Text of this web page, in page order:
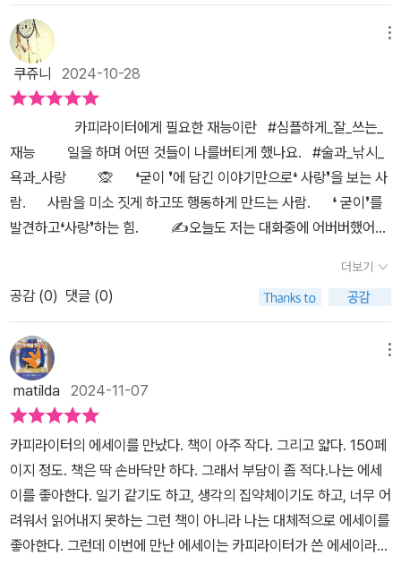
잠 못 이루겠죠. 이 불안이라는 친구는 좀처럼 익숙해지지 않네요. 연
차가 쌓이고 나이가 들면 괜찮나 싶다가도 또다시 얼굴을 갈아 끼워
제 앞에 나타납니다. 아마 평생 안고 살아야겠죠. 그럴거라면 이놈의
불안을 더 이용해 먹어야 덜 억울하지 않을까요? 살아가면서 많은 미
션을 마주하고 함께 여러 가지 두려움을 느끼겠지만 불안은 힘이 훨
씬 쎄서 우리를 앞으로 이끌어줄 것입니다.그래서 불안을 영리하게
이용해요 우리. 불안한 감정이 올 때야말로 ‘내가 나아갈 타이밍이구
나.‘라고 스스로를 설득해 보면서요. 우리 모두가 불안이라는 감정이
올 때 안심하게 될 수 있을 그날까지.ㅡ카피라이터의 삶과 모든 텍스
이터는 직업상 수 많은 글을 상대하면서 기억할 수 없을 만큼 방대한
텍스트를 접하게 되는데 기록해두지 않으면 까먹기 때문에 습관적으
로 정리한다고 하였다. 그렇게 모은 글만해도 8,000개가 넘는다고
하였다. 저자는 몇가지 내용을 책에서 공개하기도 하였는데, 카피는
쓰는 것보다 어쩜 지워내고 비워내는 것이 더 중요한 일이라고 말하
고 있다.문맹률이 0%인 나라에서 텍스트를 직업으로 다루는 일이 보
통 쉽지만은 않을 것이다.이 책은 카피라이터에 대한 이야기뿐만 아
니라 삶에 대한 이야기도 실려 있다. 평소 서점이나 도서관을 가보면
사람을 위로하는 책들이 굉장히 많이 나와 있는 걸 볼 수 있다. 그만큼
현실을 살아내기가 녹록치만은 않다는 반증이 될 것 같다. 나 역시도
힘든 시기를 경험하고 있다 보니 관련 도서를 꽤 많이 읽게 되었다. 그
러한 책들 가운데서도 이 책은 삶을 살아가면서 느끼게 되는 경험들
이 아닌가 생각합니다. 그래서 자주 감동하고 자주 사랑에 빠지게 되
는 것이 습관이 된 것 덤입니다. 그런 마음으로 오늘도 한 카피라이터
는 단 하나의 사랑스러움을 찾으려 머리를 싸맵니다. 이 브랜드, 이 제
품만이 지닌 이야기를 큰 소리로 외치면 들어 줄 사람이 어딘가엔 꼭
있을 거라 믿으면서요. 내가 생각해 온 카피라이터의 일처럼 힘들고
고단하기만 한 것이 아니라 장점을 찾는 일이기에 낭만적이라고 생각
하는 저자의 생각이 공감되었다. 일이 쉽다는 것이 아니라 힘든 중에
도 좋은 점을 찾아보려고 하는 저자의 마음이 느껴졌다고나 할까?저
자는 담담하게 자신이 하는 카피라이터 일이 어떤 일을 하고 있는지
어떤 마음가짐으로 하는지 자신이 한 분야에서 11년이 넘도록 해오면
서 어떤 일을 해왔는지 담담하게 적고 있다. 과정된 내용도 없고 그렇
다고 너무 담백하지만은 않은 업계의 여러 가지 경험과 일을 하면서
되었던 건 카피라이터의 주된 일이 쓰는 일이지만 동시에 지우는 일
이라는 말이다. p33카피라이터가 무슨 일을 하나 물으면 당연히 첫
번째로 쓰는 일을 한다고 대답합니다. 하지만 두 번째로 가장 많이 하
는 일은 지우는 일이기도 합니다. 말장난이 아니라 정말로요. 가장 중
요한 정보만을 남겨서 그것 하나만이라도 사람들의 머리와 가슴 속에
남겨야 하는 일이기 때문입니다. 그래서 지우는 행위는 카피를 완성
하는 중요한 과정 중 하나입니다. 카피라이터의 일을 정확하게는 몰
라도 너무 공감되는 글이다. 얼마나 많은 말을 생각내고 다시 얼마나
많은 말을 지워낼 것인가... 마지막 부분에는 저자와 같은 일을 하고
쿠쥬니 2024-10-28
⠀⠀⠀⠀⠀⠀카피라이터에게 필요한 재능이란⠀#심플하게_잘_쓰는_
재능⠀⠀⠀일을 하며 어떤 것들이 나를버티게 했나요.⠀#술과_낚시_
욕과_사랑⠀⠀⠀🙊⠀⠀❛굳이 ❜에 담긴 이야기만으로❛ 사랑❜을 보는 사
람.⠀⠀사람을 미소 짓게 하고또 행동하게 만드는 사람.⠀⠀❛ 굳이❜를
발견하고❛사랑❜하는 힘.⠀⠀⠀✍오늘도 저는 대화중에 어버버했어요.
득한데실제화를 벗어나버린언어에 대해 헤아려 봅니다.⠀⠀❝ 심플하
게 전달하고 싶다.❞❝ 가성비 있게 말하고 싶다.❞⠀⠀그래서 카피라이
터의 일이 궁금했나봐요.요약불능증인 이키다에게 절실하게필요한
책인 거죠. 🤣🤣⠀⠀⠀<카피라어터의 일>은❛ 11년간의 모든 기록이
담긴29CM 카피라이터 직업 에세이 ❜입니다.⠀⠀영감이 펼쳐지는 공
간발끝에 닿는 가을 등매력적인 문장을 만드는 저자가풀어낸 이야기
에는⠀⠀❛전략적인 글의 유용함과글쓰기에 대한 고민, 그리고글이라
는 도구를 매일 써나갈 내일❜이존재합니다.⠀⠀⠀한 권의 책을 리뷰하
는 이 순간에도수없이 쓰고 지우는데요.카피라이터의 고충은 어마무
시하겠지요.⠀⠀뻔하지 않는 표현으로 브랜드만의목소리를 찾아주고
매체에 맞춰말과 글에게 적당한 옷을 입혀주는 일.자연스레 사람들에
게 스며들게 하는 일.⠀⠀⠀어쩌면 우리 스스로 인생을 표현하는 것과
더보기
공감 (0) 댓글 (0)
matilda 2024-11-07
카피라이터의 에세이를 만났다. 책이 아주 작다. 그리고 얇다. 150페
이지 정도. 책은 딱 손바닥만 하다. 그래서 부담이 좀 적다.나는 에세
이를 좋아한다. 일기 같기도 하고, 생각의 집약체이기도 하고, 너무 어
려워서 읽어내지 못하는 그런 책이 아니라 나는 대체적으로 에세이를
좋아한다. 그런데 이번에 만난 에세이는 카피라이터가 쓴 에세이라